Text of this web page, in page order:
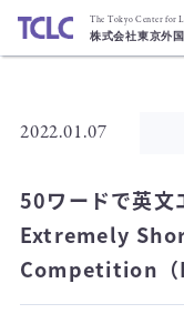
The Tokyo Center for
株式会社東京外
2022.01.07
50ワードで英文
Extremely
Competition（